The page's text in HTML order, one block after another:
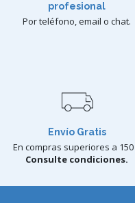
profesional
Por teléfono, email o chat.
Envío Gratis
En compras superiores a 150
Consulte condiciones.